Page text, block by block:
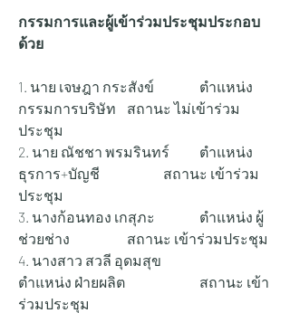
กรรมการและผู้เข้าร่วมประชุมประกอบ
ด้วย
1. นาย เจษฎา กระสังข์ 		ตำแหน่ง
กรรมการบริษัท 	สถานะ ไม่เข้าร่วม
ประชุม
2. นาย ณัชชา พรมรินทร์ 	ตำแหน่ง
ธุรการ+บัญชี 		สถานะ เข้าร่วม
ประชุม
3. นางก้อนทอง เกสุภะ	 	ตำแหน่ง ผู้
ช่วยช่าง 		สถานะ เข้าร่วมประชุม
4. นางสาว สวลี อุดมสุข
ตำแหน่ง ฝ่ายผลิต 		สถานะ เข้า
ร่วมประชุม